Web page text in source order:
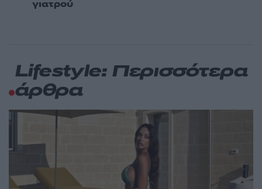
γιατρού
Lifestyle: Περισσότερα
άρθρα